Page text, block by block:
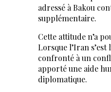
adressé à Bakou
supplémentaire.
Cette attitude n’a
Lorsque l’Iran
confronté à un
apporté une aide
diplomatique.